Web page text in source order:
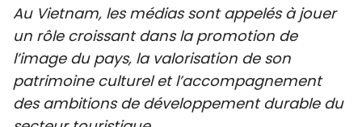
CULTURE
TOURISME
ENVIRONNEMENT
Au Vietnam, les médias sont appelés à jouer
un rôle croissant dans la promotion de
l’image du pays, la valorisation de son
patrimoine culturel et l’accompagnement
des ambitions de développement durable du